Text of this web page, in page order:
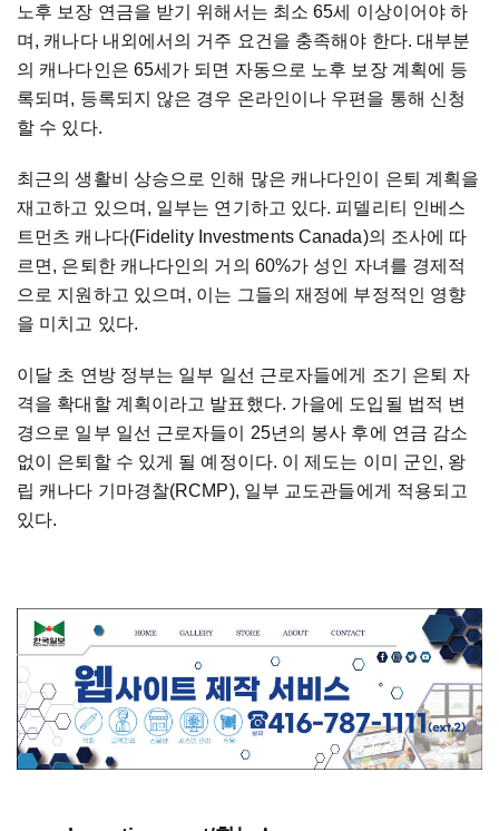
노후 보장 연금을 받기 위해서는 최소 65세 이상이어야 하
며, 캐나다 내외에서의 거주 요건을 충족해야 한다. 대부분
의 캐나다인은 65세가 되면 자동으로 노후 보장 계획에 등
록되며, 등록되지 않은 경우 온라인이나 우편을 통해 신청
할 수 있다.
최근의 생활비 상승으로 인해 많은 캐나다인이 은퇴 계획을
재고하고 있으며, 일부는 연기하고 있다. 피델리티 인베스
트먼츠 캐나다(Fidelity Investments Canada)의 조사에 따
르면, 은퇴한 캐나다인의 거의 60%가 성인 자녀를 경제적
으로 지원하고 있으며, 이는 그들의 재정에 부정적인 영향
을 미치고 있다.
이달 초 연방 정부는 일부 일선 근로자들에게 조기 은퇴 자
격을 확대할 계획이라고 발표했다. 가을에 도입될 법적 변
경으로 일부 일선 근로자들이 25년의 봉사 후에 연금 감소
없이 은퇴할 수 있게 될 예정이다. 이 제도는 이미 군인, 왕
립 캐나다 기마경찰(RCMP), 일부 교도관들에게 적용되고
있다.